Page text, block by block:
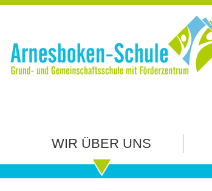
WIR ÜBER UNS
Schulleitung